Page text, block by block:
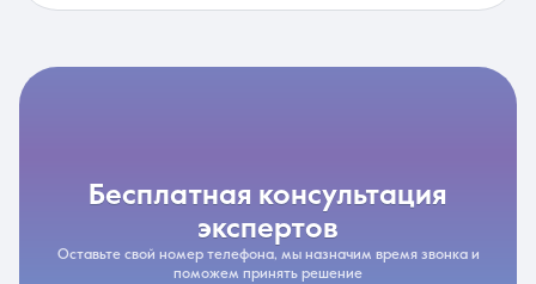
бесплатная консультация
экспертов
Оставьте свой номер телефона, мы назначим время звонка и
поможем принять решение